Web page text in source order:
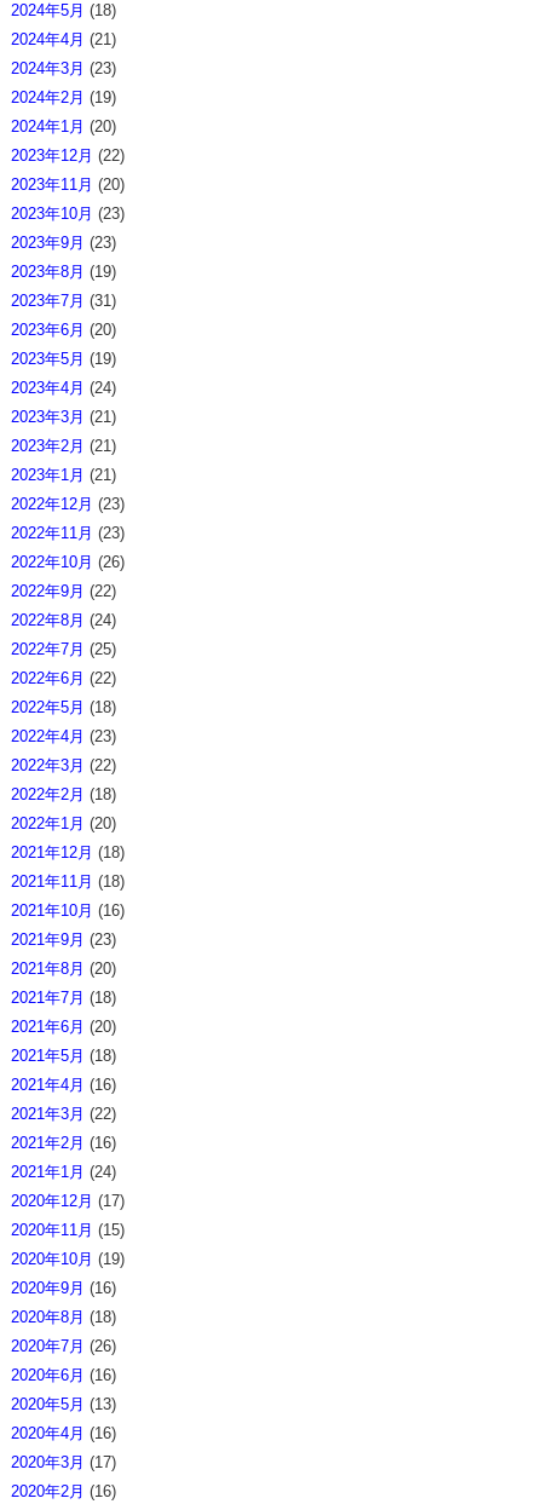
2024年5月 (18)
2024年4月 (21)
2024年3月 (23)
2024年2月 (19)
2024年1月 (20)
2023年12月 (22)
2023年11月 (20)
2023年10月 (23)
2023年9月 (23)
2023年8月 (19)
2023年7月 (31)
2023年6月 (20)
2023年5月 (19)
2023年4月 (24)
2023年3月 (21)
2023年2月 (21)
2023年1月 (21)
2022年12月 (23)
2022年11月 (23)
2022年10月 (26)
2022年9月 (22)
2022年8月 (24)
2022年7月 (25)
2022年6月 (22)
2022年5月 (18)
2022年4月 (23)
2022年3月 (22)
2022年2月 (18)
2022年1月 (20)
2021年12月 (18)
2021年11月 (18)
2021年10月 (16)
2021年9月 (23)
2021年8月 (20)
2021年7月 (18)
2021年6月 (20)
2021年5月 (18)
2021年4月 (16)
2021年3月 (22)
2021年2月 (16)
2021年1月 (24)
2020年12月 (17)
2020年11月 (15)
2020年10月 (19)
2020年9月 (16)
2020年8月 (18)
2020年7月 (26)
2020年6月 (16)
2020年5月 (13)
2020年4月 (16)
2020年3月 (17)
2020年2月 (16)